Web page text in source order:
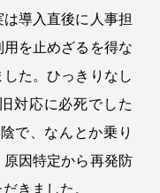
導入直後に人事担
を止めざるを得な
た。ひっきりなし
対応に必死でした
で、なんとか乗り
因特定から再発防
きました。